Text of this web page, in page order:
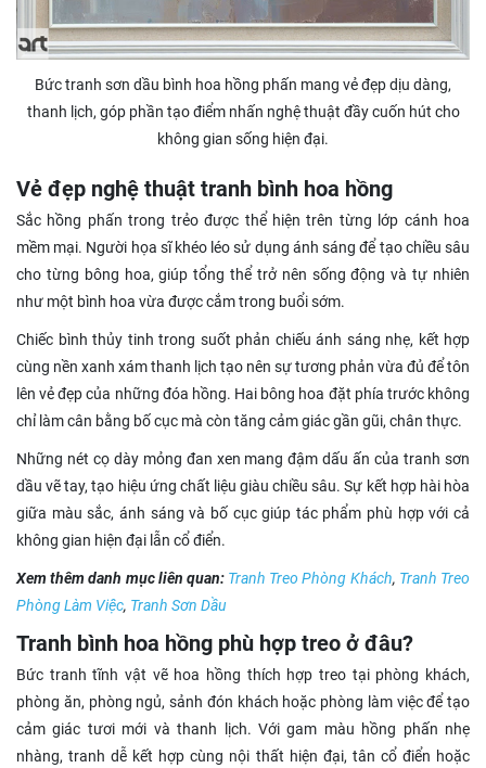
Bức tranh sơn dầu bình hoa hồng phấn mang vẻ đẹp dịu dàng,
thanh lịch, góp phần tạo điểm nhấn nghệ thuật đầy cuốn hút cho
không gian sống hiện đại.
Vẻ đẹp nghệ thuật tranh bình hoa hồng
Sắc hồng phấn trong trẻo được thể hiện trên từng lớp cánh hoa
mềm mại. Người họa sĩ khéo léo sử dụng ánh sáng để tạo chiều sâu
cho từng bông hoa, giúp tổng thể trở nên sống động và tự nhiên
như một bình hoa vừa được cắm trong buổi sớm.
Chiếc bình thủy tinh trong suốt phản chiếu ánh sáng nhẹ, kết hợp
cùng nền xanh xám thanh lịch tạo nên sự tương phản vừa đủ để tôn
lên vẻ đẹp của những đóa hồng. Hai bông hoa đặt phía trước không
chỉ làm cân bằng bố cục mà còn tăng cảm giác gần gũi, chân thực.
Những nét cọ dày mỏng đan xen mang đậm dấu ấn của tranh sơn
dầu vẽ tay, tạo hiệu ứng chất liệu giàu chiều sâu. Sự kết hợp hài hòa
giữa màu sắc, ánh sáng và bố cục giúp tác phẩm phù hợp với cả
không gian hiện đại lẫn cổ điển.
Xem thêm danh mục liên quan: Tranh Treo Phòng Khách, Tranh Treo
Phòng Làm Việc, Tranh Sơn Dầu
Tranh bình hoa hồng phù hợp treo ở đâu?
Bức tranh tĩnh vật vẽ hoa hồng thích hợp treo tại phòng khách,
phòng ăn, phòng ngủ, sảnh đón khách hoặc phòng làm việc để tạo
cảm giác tươi mới và thanh lịch. Với gam màu hồng phấn nhẹ
nhàng, tranh dễ kết hợp cùng nội thất hiện đại, tân cổ điển hoặc